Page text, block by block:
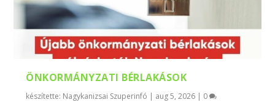
ÖNKORMÁNYZATI BÉRLAKÁSOK
készítette: Nagykanizsai Szuperinfó | aug 5, 2026 | 0